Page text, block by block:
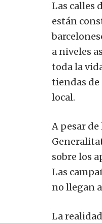
Las calles
están
a niveles
toda la
tiendas
local.
A pesar de
sobre los
Las
no llegan
La